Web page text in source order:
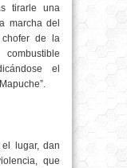
tirarle una
marcha del
chofer de la
el
lugar, dan
que